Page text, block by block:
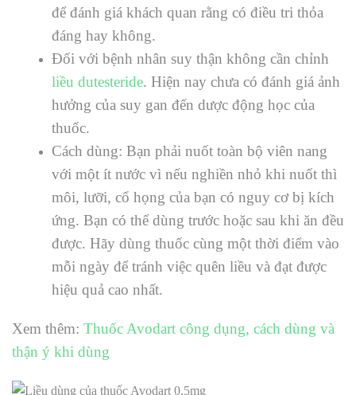
để đánh giá khách quan rằng có điều tri thỏa
đáng hay không.
Đối với bệnh nhân suy thận không cần chỉnh
liều dutesteride. Hiện nay chưa có đánh giá ảnh
hưởng của suy gan đến dược động học của
thuốc.
Cách dùng: Bạn phải nuốt toàn bộ viên nang
với một ít nước vì nếu nghiền nhỏ khi nuốt thì
môi, lưỡi, cổ họng của bạn có nguy cơ bị kích
ứng. Bạn có thể dùng trước hoặc sau khi ăn đều
được. Hãy dùng thuốc cùng một thời điểm vào
mỗi ngày để tránh việc quên liều và đạt được
hiệu quả cao nhất.
Xem thêm: Thuốc Avodart công dụng, cách dùng và
thận ý khi dùng